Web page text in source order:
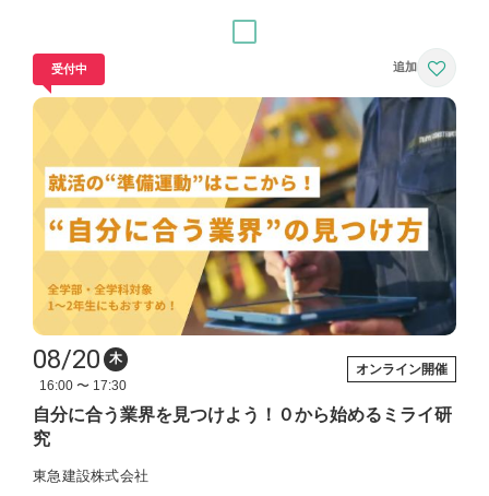
受付中
08/20
木
16:00 〜 17:30
オンライン開催
自分に合う業界を見つけよう！０から始めるミライ研
究
東急建設株式会社